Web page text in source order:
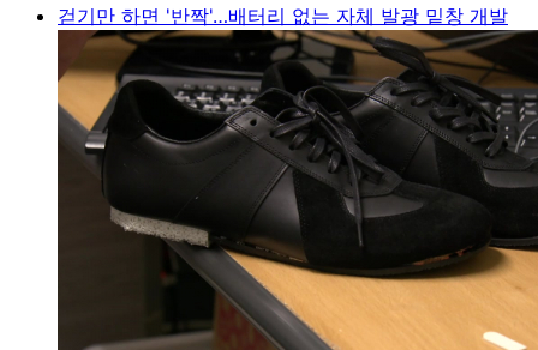
걷기만 하면 '반짝'…배터리 없는 자체 발광 밑창 개발